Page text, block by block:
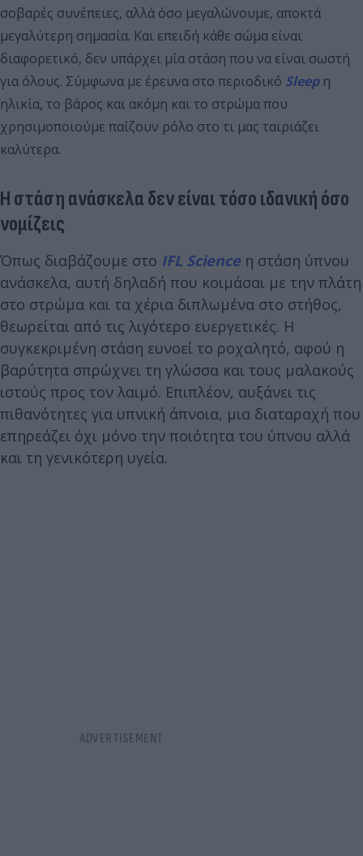
σοβαρές συνέπειες, αλλά όσο μεγαλώνουμε, αποκτά
μεγαλύτερη σημασία. Και επειδή κάθε σώμα είναι
διαφορετικό, δεν υπάρχει μία στάση που να είναι σωστή
για όλους. Σύμφωνα με έρευνα στο περιοδικό Sleep η
ηλικία, το βάρος και ακόμη και το στρώμα που
χρησιμοποιούμε παίζουν ρόλο στο τι μας ταιριάζει
καλύτερα.
Η στάση ανάσκελα δεν είναι τόσο ιδανική όσο
νομίζεις
Όπως διαβάζουμε στο IFL Science η στάση ύπνου
ανάσκελα, αυτή δηλαδή που κοιμάσαι με την πλάτη
στο στρώμα και τα χέρια διπλωμένα στο στήθος,
θεωρείται από τις λιγότερο ευεργετικές. Η
συγκεκριμένη στάση ευνοεί το ροχαλητό, αφού η
βαρύτητα σπρώχνει τη γλώσσα και τους μαλακούς
ιστούς προς τον λαιμό. Επιπλέον, αυξάνει τις
πιθανότητες για υπνική άπνοια, μια διαταραχή που
επηρεάζει όχι μόνο την ποιότητα του ύπνου αλλά
και τη γενικότερη υγεία.